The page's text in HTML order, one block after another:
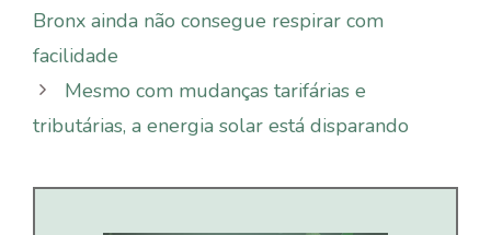
Bronx ainda não consegue respirar com
facilidade
Mesmo com mudanças tarifárias e
tributárias, a energia solar está disparando